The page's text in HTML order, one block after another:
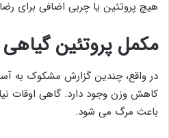
هیچ پروتئین یا چربی اضافی برای
مکمل پروتئین
در واقع، چندین گزارش مشکوک به
کاهش وزن وجود دارد. گاهی اوقات
باعث مرگ می شود.